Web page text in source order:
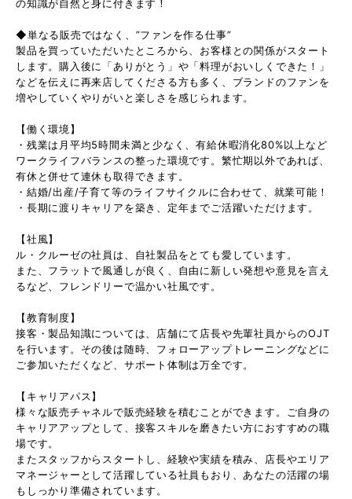
の知識が自然と身に付きます！
◆単なる販売ではなく、”ファンを作る仕事”
製品を買っていただいたところから、お客様との関係がスタート
します。購入後に「ありがとう」や「料理がおいしくできた！」
などを伝えに再来店してくださる方も多く、ブランドのファンを
増やしていくやりがいと楽しさを感じられます。
【働く環境】
・残業は月平均5時間未満と少なく、有給休暇消化80%以上など
ワークライフバランスの整った環境です。繁忙期以外であれば、
有休と併せて連休も取得できます。
・結婚/出産/子育て等のライフサイクルに合わせて、就業可能！
・長期に渡りキャリアを築き、定年までご活躍いただけます。
【社風】
ル・クルーゼの社員は、自社製品をとても愛しています。
また、フラットで風通しが良く、自由に新しい発想や意見を言え
るなど、フレンドリーで温かい社風です。
【教育制度】
接客・製品知識については、店舗にて店長や先輩社員からのOJT
を行います。その後は随時、フォローアップトレーニングなどに
ご参加いただくなど、サポート体制は万全です。
【キャリアパス】
様々な販売チャネルで販売経験を積むことができます。ご自身の
キャリアアップとして、接客スキルを磨きたい方におすすめの職
場です。
またスタッフからスタートし、経験や実績を積み、店長やエリア
マネージャーとして活躍している社員もおり、あなたの活躍の場
もしっかり準備されています。